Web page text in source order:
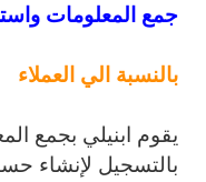
جمع المعلومات
بالنسبة الي العملاء
يقوم ابنيلي بجمع
بالتسجيل لإنشاء